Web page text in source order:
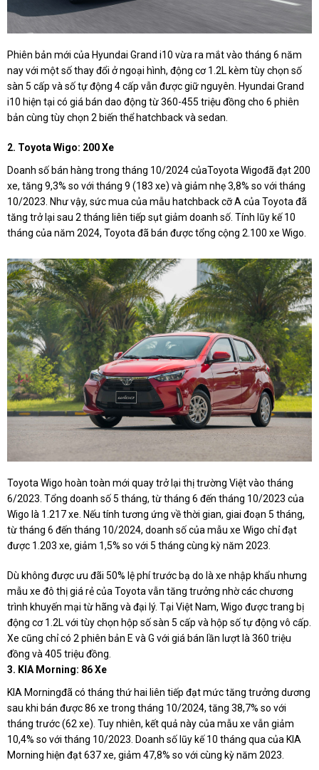
Phiên bản mới của Hyundai Grand i10 vừa ra mắt vào tháng 6 năm
nay với một số thay đổi ở ngoại hình, động cơ 1.2L kèm tùy chọn số
sàn 5 cấp và số tự động 4 cấp vẫn được giữ nguyên. Hyundai Grand
i10 hiện tại có giá bán dao động từ 360-455 triệu đồng cho 6 phiên
bản cùng tùy chọn 2 biến thể hatchback và sedan.
2. Toyota Wigo: 200 Xe
Doanh số bán hàng trong tháng 10/2024 củaToyota Wigođã đạt 200
xe, tăng 9,3% so với tháng 9 (183 xe) và giảm nhẹ 3,8% so với tháng
10/2023. Như vậy, sức mua của mẫu hatchback cỡ A của Toyota đã
tăng trở lại sau 2 tháng liên tiếp sụt giảm doanh số. Tính lũy kế 10
tháng của năm 2024, Toyota đã bán được tổng cộng 2.100 xe Wigo.
Toyota Wigo hoàn toàn mới quay trở lại thị trường Việt vào tháng
6/2023. Tổng doanh số 5 tháng, từ tháng 6 đến tháng 10/2023 của
Wigo là 1.217 xe. Nếu tính tương ứng về thời gian, giai đoạn 5 tháng,
từ tháng 6 đến tháng 10/2024, doanh số của mẫu xe Wigo chỉ đạt
được 1.203 xe, giảm 1,5% so với 5 tháng cùng kỳ năm 2023.
Dù không được ưu đãi 50% lệ phí trước bạ do là xe nhập khẩu nhưng
mẫu xe đô thị giá rẻ của Toyota vẫn tăng trưởng nhờ các chương
trình khuyến mại từ hãng và đại lý. Tại Việt Nam, Wigo được trang bị
động cơ 1.2L với tùy chọn hộp số sàn 5 cấp và hộp số tự động vô cấp.
Xe cũng chỉ có 2 phiên bản E và G với giá bán lần lượt là 360 triệu
đồng và 405 triệu đồng.
3. KIA Morning: 86 Xe
KIA Morningđã có tháng thứ hai liên tiếp đạt mức tăng trưởng dương
sau khi bán được 86 xe trong tháng 10/2024, tăng 38,7% so với
tháng trước (62 xe). Tuy nhiên, kết quả này của mẫu xe vẫn giảm
10,4% so với tháng 10/2023. Doanh số lũy kế 10 tháng qua của KIA
Morning hiện đạt 637 xe, giảm 47,8% so với cùng kỳ năm 2023.